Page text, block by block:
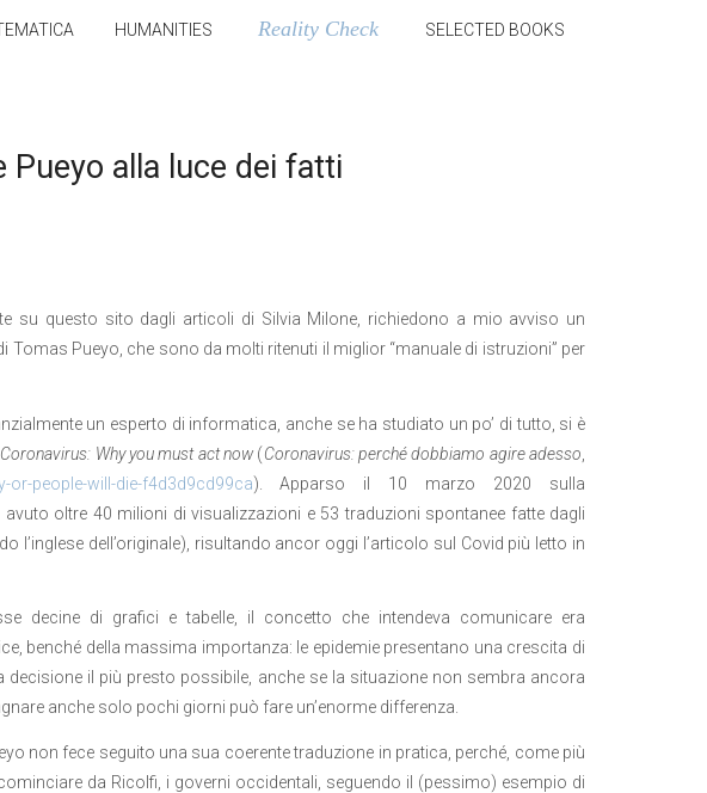
HUMANITIES Reality Check SELECTED BOOKS
Pueyo alla luce dei fatti
su questo sito dagli articoli di Silvia Milone, richiedono a mio avviso un
Pueyo, che sono da molti ritenuti il miglior “manuale di istruzioni” per
un esperto di informatica, anche se ha studiato un po’ di tutto, si è
Coronavirus: Why you must act now(Coronavirus: perché dobbiamo agire adesso
people-will-die-f4d3d9cd99ca). Apparso il 10 marzo 2020 sulla
oltre 40 milioni di visualizzazioni e 53 traduzioni spontanee fatte dagli
l’inglese dell’originale), risultando ancor oggi l’articolo sul Covid più letto in
decine di grafici e tabelle, il concetto che intendeva comunicare era
benché della massima importanza: le epidemie presentano una crescita di
il più presto possibile, anche se la situazione non sembra ancora
anche solo pochi giorni può fare un’enorme differenza.
non fece seguito una sua coerente traduzione in pratica, perché, come più
da Ricolfi, i governi occidentali, seguendo il (pessimo) esempio di